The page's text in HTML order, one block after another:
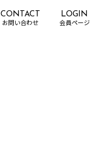
CONTACT LOGIN